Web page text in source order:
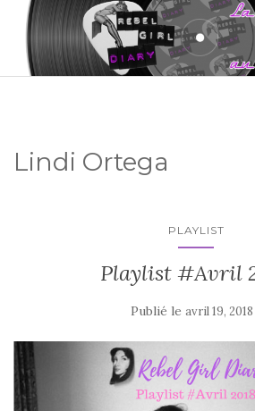
Lindi Ortega
PLAYLIST
Playlist #Avril
Publié le avril 19, 2018